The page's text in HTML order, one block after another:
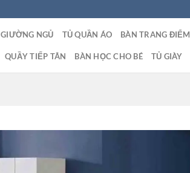
GIƯỜNG NGỦ TỦ QUẦN ÁO BÀN TRANG ĐIỂM
QUẦY TIẾP TÂN BÀN HỌC CHO BÉ TỦ GIÀY